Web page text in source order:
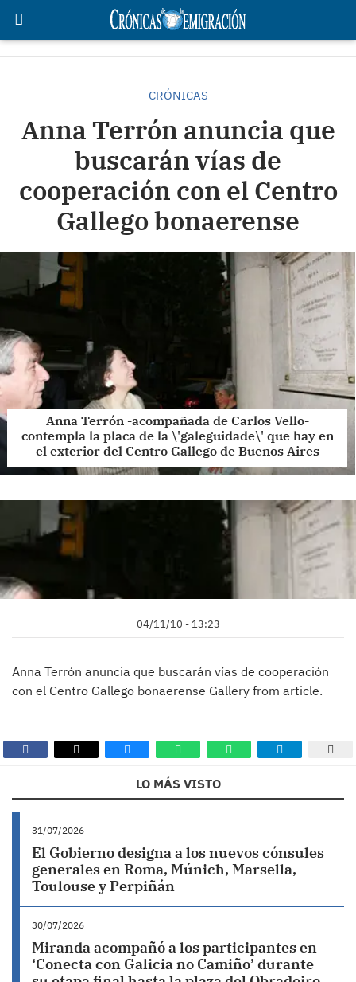
CRÓNICAS
Anna Terrón anuncia que
buscarán vías de
cooperación con el Centro
Gallego bonaerense
Anna Terrón -acompañada de Carlos Vello-
contempla la placa de la \'galeguidade\' que hay en
el exterior del Centro Gallego de Buenos Aires
04/11/10 - 13:23
Anna Terrón anuncia que buscarán vías de cooperación
con el Centro Gallego bonaerense Gallery from article.
LO MÁS VISTO
31/07/2026
El Gobierno designa a los nuevos cónsules
generales en Roma, Múnich, Marsella,
Toulouse y Perpiñán
30/07/2026
Miranda acompañó a los participantes en
‘Conecta con Galicia no Camiño’ durante